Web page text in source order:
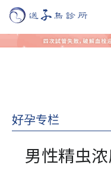
好孕专栏
男性精虫